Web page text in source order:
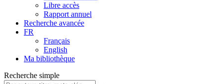
Libre accès
Rapport annuel
Recherche avancée
FR
Français
English
Ma bibliothèque
Recherche simple